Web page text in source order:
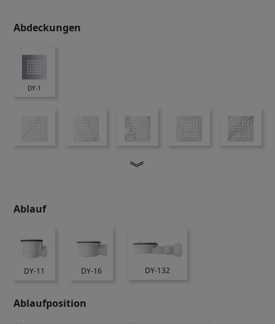
Abdeckungen
DY-1
︾
Ablauf
DY-11 DY-16 DY-132
Ablaufposition